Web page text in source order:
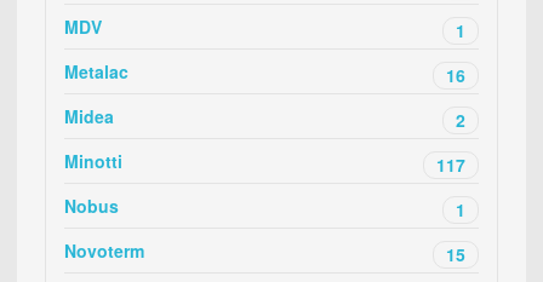
MDV
1
Metalac
16
Midea
2
Minotti
117
Nobus
1
Novoterm
15